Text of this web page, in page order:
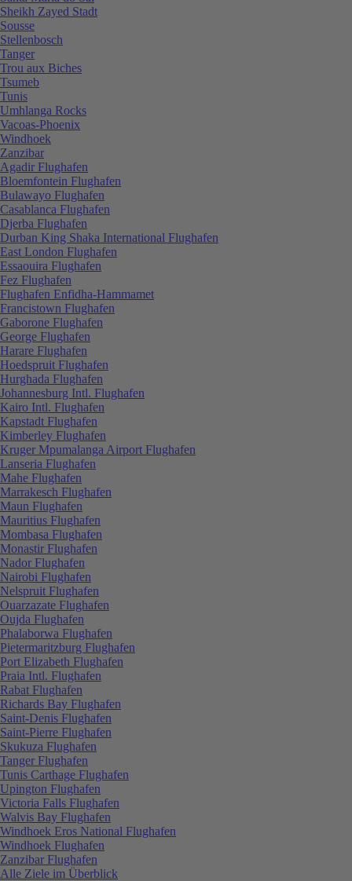
Sheikh Zayed Stadt
Sousse
Stellenbosch
Tanger
Trou aux Biches
Tsumeb
Tunis
Umhlanga Rocks
Vacoas-Phoenix
Windhoek
Zanzibar
Agadir Flughafen
Bloemfontein Flughafen
Bulawayo Flughafen
Casablanca Flughafen
Djerba Flughafen
Durban King Shaka International Flughafen
East London Flughafen
Essaouira Flughafen
Fez Flughafen
Flughafen Enfidha-Hammamet
Francistown Flughafen
Gaborone Flughafen
George Flughafen
Harare Flughafen
Hoedspruit Flughafen
Hurghada Flughafen
Johannesburg Intl. Flughafen
Kairo Intl. Flughafen
Kapstadt Flughafen
Kimberley Flughafen
Kruger Mpumalanga Airport Flughafen
Lanseria Flughafen
Mahe Flughafen
Marrakesch Flughafen
Maun Flughafen
Mauritius Flughafen
Mombasa Flughafen
Monastir Flughafen
Nador Flughafen
Nairobi Flughafen
Nelspruit Flughafen
Ouarzazate Flughafen
Oujda Flughafen
Phalaborwa Flughafen
Pietermaritzburg Flughafen
Port Elizabeth Flughafen
Praia Intl. Flughafen
Rabat Flughafen
Richards Bay Flughafen
Saint-Denis Flughafen
Saint-Pierre Flughafen
Skukuza Flughafen
Tanger Flughafen
Tunis Carthage Flughafen
Upington Flughafen
Victoria Falls Flughafen
Walvis Bay Flughafen
Windhoek Eros National Flughafen
Windhoek Flughafen
Zanzibar Flughafen
Alle Ziele im Überblick